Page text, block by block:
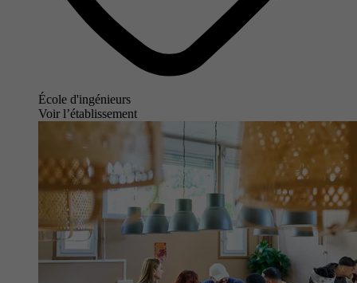
École d'ingénieurs
Voir l’établissement